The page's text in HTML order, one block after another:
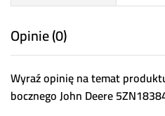
Opinie (0)
Wyraź opinię na temat
bocznego John Deere